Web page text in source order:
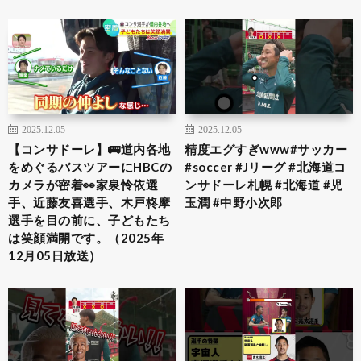
2025.12.05
【コンサドーレ】🚌道内各地
をめぐるバスツアーにHBCの
カメラが密着👀家泉怜依選
手、近藤友喜選手、木戸柊摩
選手を目の前に、子どもたち
は笑顔満開です。（2025年
12月05日放送）
2025.12.05
精度エグすぎwww#サッカー
#soccer #Jリーグ #北海道コ
ンサドーレ札幌 #北海道 #児
玉潤 #中野小次郎